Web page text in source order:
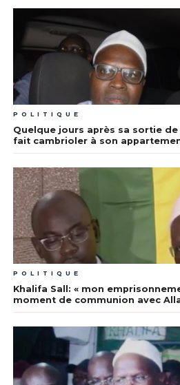
POLITIQUE
Quelque jours après sa sortie
fait cambrioler à son
POLITIQUE
Khalifa Sall: « mon
moment de communion avec